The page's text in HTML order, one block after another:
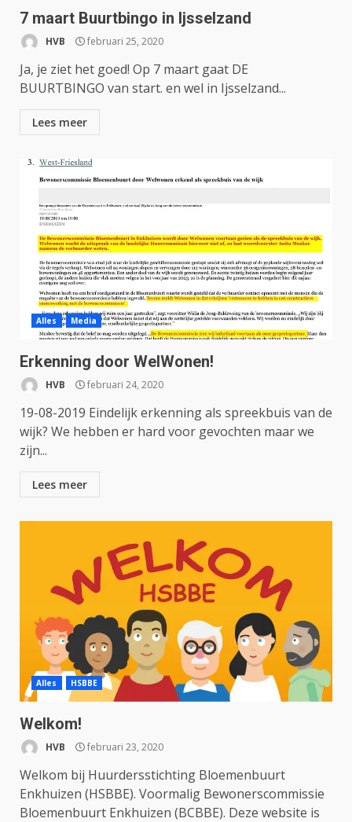
7 maart Buurtbingo in Ijsselzand
HVB februari 25, 2020
Ja, je ziet het goed! Op 7 maart gaat DE
BUURTBINGO van start. en wel in Ijsselzand...
Lees meer
Alles Media
Erkenning door WelWonen!
HVB februari 24, 2020
19-08-2019 Eindelijk erkenning als spreekbuis van de
wijk? We hebben er hard voor gevochten maar we
zijn...
Lees meer
Alles HSBBE
Welkom!
HVB februari 23, 2020
Welkom bij Huurdersstichting Bloemenbuurt
Enkhuizen (HSBBE). Voormalig Bewonerscommissie
Bloemenbuurt Enkhuizen (BCBBE). Deze website is